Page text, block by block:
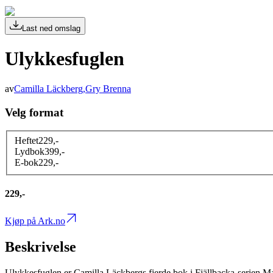
Last ned omslag
Ulykkesfuglen
avCamilla Läckberg,Gry Brenna
Velg format
Heftet229,-
Lydbok399,-
E-bok229,-
229,-
Kjøp på Ark.no
Beskrivelse